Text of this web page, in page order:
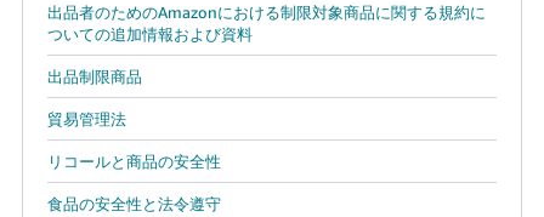
出品者のためのAmazonにおける制限対象商品に関する規約に
ついての追加情報および資料
出品制限商品
貿易管理法
リコールと商品の安全性
食品の安全性と法令遵守